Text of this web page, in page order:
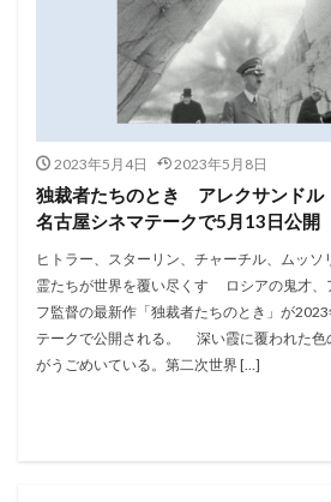
2023年5月4日 2023年5月8日
独裁者たちのとき アレクサンドル
名古屋シネマテークで5月13日公開
ヒトラー、スターリン、チャーチル、ムッ
霊たちが世界を覆い尽くす ロシアの鬼才、
フ監督の最新作「独裁者たちのとき」が
テークで公開される。 深い霞に覆われた色
がうごめいている。第二次世界 […]